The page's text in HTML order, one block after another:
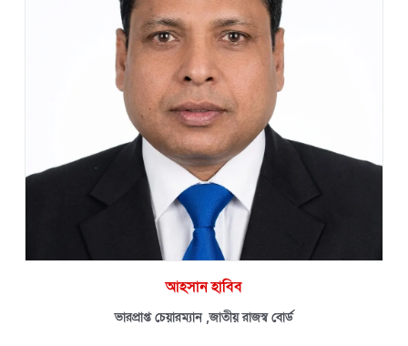
আহসান হাবিব
ভারপ্রাপ্ত চেয়ারম্যান ,জাতীয় রাজস্ব বোর্ড